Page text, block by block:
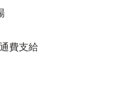
費支給